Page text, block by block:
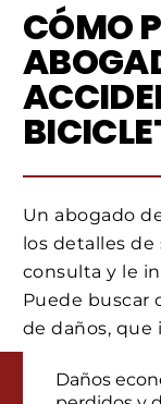
CÓMO
Un abogado
los detalles
consulta y le
Puede buscar
de daños, que
Daños